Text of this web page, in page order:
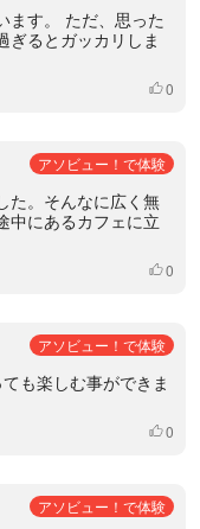
ます。 ただ、思った
ぎるとガッカリしま
いいね
0
アソビュー！で体験
た。そんなに広く無
中にあるカフェに立
いいね
0
アソビュー！で体験
も楽しむ事ができま
いいね
0
アソビュー！で体験